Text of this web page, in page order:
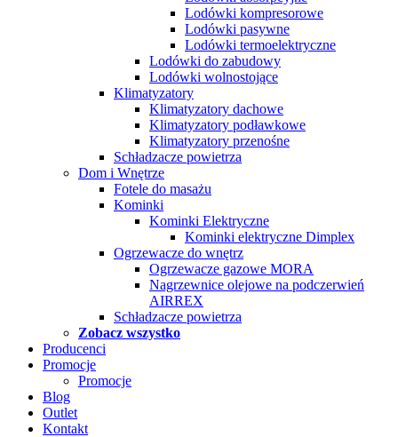
Lodówki kompresorowe
Lodówki pasywne
Lodówki termoelektryczne
Lodówki do zabudowy
Lodówki wolnostojące
Klimatyzatory
Klimatyzatory dachowe
Klimatyzatory podławkowe
Klimatyzatory przenośne
Schładzacze powietrza
Dom i Wnętrze
Fotele do masażu
Kominki
Kominki Elektryczne
Kominki elektryczne Dimplex
Ogrzewacze do wnętrz
Ogrzewacze gazowe MORA
Nagrzewnice olejowe na podczerwień
AIRREX
Schładzacze powietrza
Zobacz wszystko
Producenci
Promocje
Promocje
Blog
Outlet
Kontakt